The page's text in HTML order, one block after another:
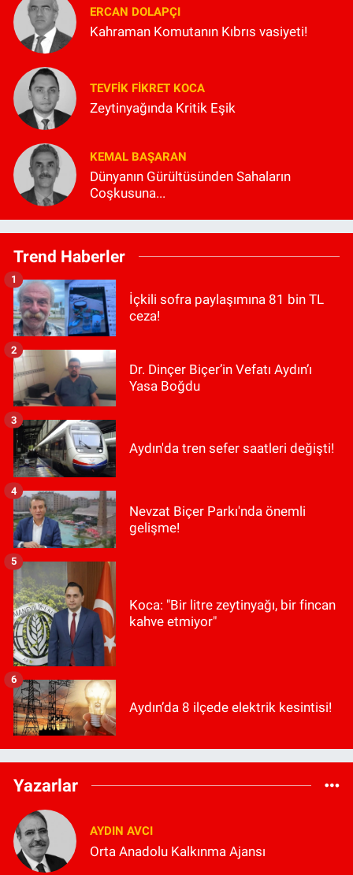
ERCAN DOLAPÇI
Kahraman Komutanın Kıbrıs vasiyeti!
TEVFIK FIKRET KOCA
Zeytinyağında Kritik Eşik
KEMAL BAŞARAN
Dünyanın Gürültüsünden Sahaların
Coşkusuna...
Trend Haberler
İçkili sofra paylaşımına 81 bin TL
ceza!
1
Dr. Dinçer Biçer’in Vefatı Aydın’ı
Yasa Boğdu
2
Aydın'da tren sefer saatleri değişti!
3
Nevzat Biçer Parkı'nda önemli
gelişme!
4
Koca: "Bir litre zeytinyağı, bir fincan
kahve etmiyor"
5
Aydın’da 8 ilçede elektrik kesintisi!
6
Yazarlar
AYDIN AVCI
Orta Anadolu Kalkınma Ajansı